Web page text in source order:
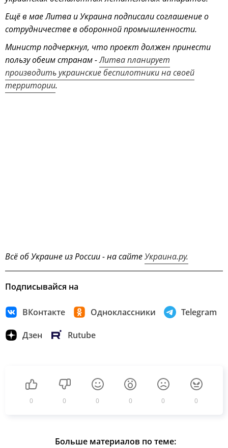
Ещё в мае Литва и Украина подписали соглашение о
сотрудничестве в оборонной промышленности.
Министр подчеркнул, что проект должен принести
пользу обеим странам -Литва планирует
производить украинские беспилотники на своей
территории.
Всё об Украине из России - на сайтеУкраина.ру.
Подписывайся на
ВКонтакте Одноклассники Telegram
Дзен Rutube
0 0 0 0 0 0
Больше материалов по теме: